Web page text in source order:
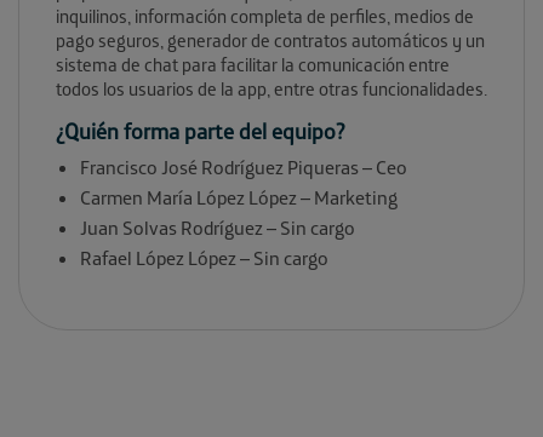
inquilinos, información completa de perfiles, medios de
pago seguros, generador de contratos automáticos y un
sistema de chat para facilitar la comunicación entre
todos los usuarios de la app, entre otras funcionalidades.
¿Quién forma parte del equipo?
Francisco José Rodríguez Piqueras – Ceo
Carmen María López López – Marketing
Juan Solvas Rodríguez – Sin cargo
Rafael López López – Sin cargo